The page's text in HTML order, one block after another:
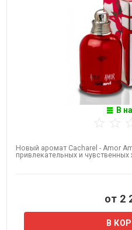
В
Новый аромат Cacharel - Amor
привлекательных и
от 2